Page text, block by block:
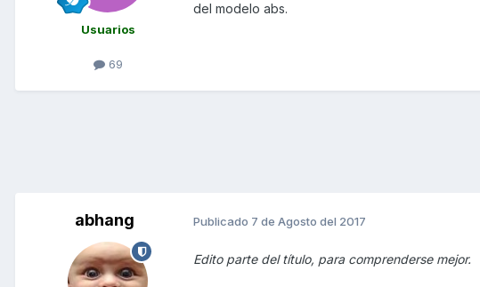
Usuarios
69
del modelo abs.
abhang Publicado 7 de Agosto del 2017
Edito parte del título, para comprenderse mejor.